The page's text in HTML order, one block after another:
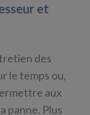
et
des
le temps ou,
aux
panne. Plus